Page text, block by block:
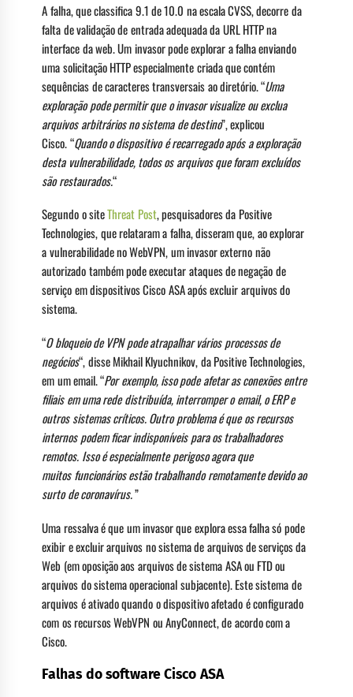
A falha, que classifica 9.1 de 10.0 na escala CVSS, decorre da
falta de validação de entrada adequada da URL HTTP na
interface da web. Um invasor pode explorar a falha enviando
uma solicitação HTTP especialmente criada que contém
sequências de caracteres transversais ao diretório. “Uma
exploração pode permitir que o invasor visualize ou exclua
arquivos arbitrários no sistema de destino”, explicou
Cisco. “Quando o dispositivo é recarregado após a exploração
desta vulnerabilidade, todos os arquivos que foram excluídos
são restaurados.“
Segundo o siteThreat Post, pesquisadores da Positive
Technologies, que relataram a falha, disseram que, ao explorar
a vulnerabilidade no WebVPN, um invasor externo não
autorizado também pode executar ataques de negação de
serviço em dispositivos Cisco ASA após excluir arquivos do
sistema.
“O bloqueio de VPN pode atrapalhar vários processos de
negócios“, disse Mikhail Klyuchnikov, da Positive Technologies,
em um email. “Por exemplo, isso pode afetar as conexões entre
filiais em uma rede distribuída, interromper o email, o ERP e
outros sistemas críticos.Outro problema é que os recursos
internos podem ficar indisponíveis para os trabalhadores
remotos. Isso é especialmente perigoso agora que
muitosfuncionários estão trabalhando remotamentedevido ao
surto de coronavírus.”
Uma ressalva é que um invasor que explora essa falha só pode
exibir e excluir arquivos no sistema de arquivos de serviços da
Web (em oposição aos arquivos de sistema ASA ou FTD ou
arquivos do sistema operacional subjacente). Este sistema de
arquivos é ativado quando o dispositivo afetado é configurado
com os recursos WebVPN ou AnyConnect, de acordo com a
Cisco.
Falhas do software Cisco ASA